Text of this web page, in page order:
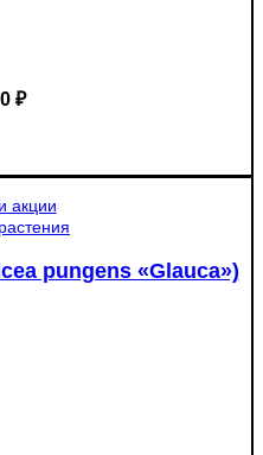
₽
акции
pungens «Glauca»)